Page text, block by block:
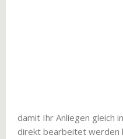
damit Ihr Anliegen gleich
direkt bearbeitet werden